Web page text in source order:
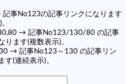
事No123の記事リンクになります
→ 記事No123/130/80 の記事
ります(複数表示)。
→ 記事No123～130 の記事リン
す(連続表示)。